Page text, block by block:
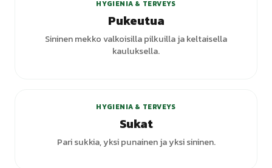
HYGIENIA & TERVEYS
Pukeutua
Sininen mekko valkoisilla pilkuilla ja keltaisella
kauluksella.
HYGIENIA & TERVEYS
Sukat
Pari sukkia, yksi punainen ja yksi sininen.